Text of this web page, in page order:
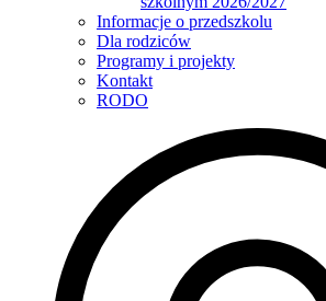
Informacje o przedszkolu
Dla rodziców
Programy i projekty
Kontakt
RODO